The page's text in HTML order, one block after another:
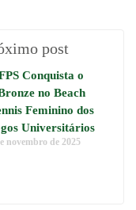
post
Conquista o
no Beach
Feminino dos
Universitários
novembro de 2025